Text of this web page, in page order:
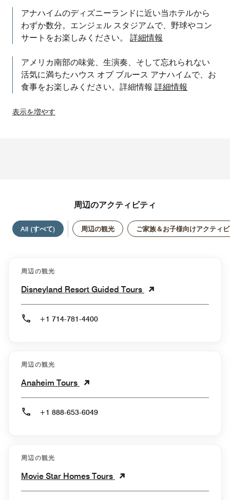
アナハイムのディズニーランドに近い当ホテルから
わずか数分。エンジェル スタジアムで、野球やコン
サートをお楽しみください。 詳細情報
アメリカ南部の味覚、生演奏、そして忘れられない
活気に満ちたハウス オブ ブルース アナハイムで、お
食事をお楽しみください。詳細情報 詳細情報
表示を増やす
周辺のアクティビティ
All (すべて) 周辺の観光 ご家族＆お子様向けアクティ
周辺の観光
Disneyland Resort Guided Tours
+1 714-781-4400
周辺の観光
Anaheim Tours
+1 888-653-6049
周辺の観光
Movie Star Homes Tours